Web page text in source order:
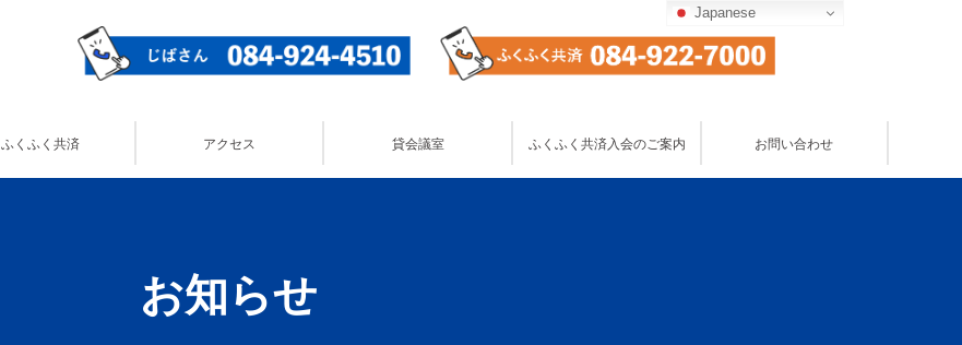
ふくふく共済 アクセス 貸会議室 ふくふく共済入会のご案内 お問い合わせ
お知らせ
Japanese